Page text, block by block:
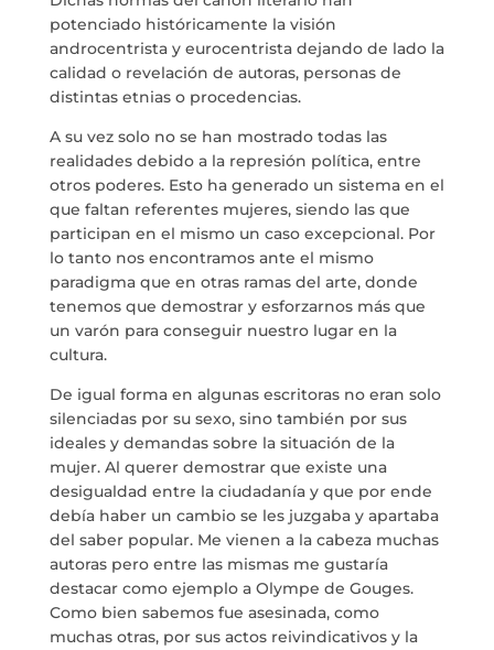
by Dulce Xerach
info@crowplan.com
922 28 00 28
potenciado históricamente la visión
androcentrista y eurocentrista dejando de lado la
calidad o revelación de autoras, personas de
distintas etnias o procedencias.
A su vez solo no se han mostrado todas las
realidades debido a la represión política, entre
otros poderes. Esto ha generado un sistema en el
que faltan referentes mujeres, siendo las que
participan en el mismo un caso excepcional. Por
lo tanto nos encontramos ante el mismo
paradigma que en otras ramas del arte, donde
tenemos que demostrar y esforzarnos más que
un varón para conseguir nuestro lugar en la
cultura.
De igual forma en algunas escritoras no eran solo
silenciadas por su sexo, sino también por sus
ideales y demandas sobre la situación de la
mujer. Al querer demostrar que existe una
desigualdad entre la ciudadanía y que por ende
debía haber un cambio se les juzgaba y apartaba
del saber popular. Me vienen a la cabeza muchas
autoras pero entre las mismas me gustaría
destacar como ejemplo a Olympe de Gouges.
Como bien sabemos fue asesinada, como
muchas otras, por sus actos reivindicativos y la